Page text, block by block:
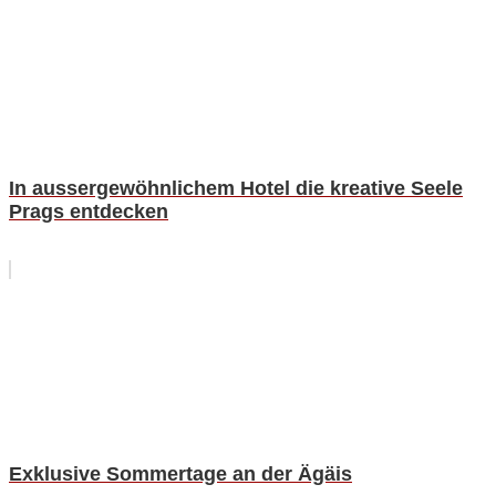
In aussergewöhnlichem Hotel die kreative Seele
Prags entdecken
Exklusive Sommertage an der Ägäis